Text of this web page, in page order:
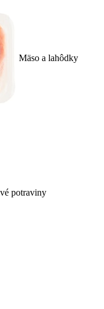
Mäso a lahôdky
potraviny